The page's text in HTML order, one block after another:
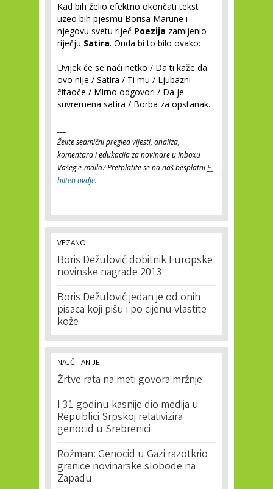
Kad bih želio efektno okončati tekst
uzeo bih pjesmu Borisa Marune i
njegovu svetu riječ Poezija zamijenio
riječju Satira. Onda bi to bilo ovako:
Uvijek će se naći netko / Da ti kaže da
ovo nije / Satira / Ti mu / Ljubazni
čitaoče / Mirno odgovori / Da je
suvremena satira / Borba za opstanak.
Želite sedmični pregled vijesti, analiza,
komentara i edukacija za novinare u Inboxu
Vašeg e-maila? Pretplatite se na naš besplatniE-
bilten ovdje.
VEZANO
Boris Dežulović dobitnik Europske
novinske nagrade 2013
Boris Dežulović jedan je od onih
pisaca koji pišu i po cijenu vlastite
kože
NAJČITANIJE
Žrtve rata na meti govora mržnje
I 31 godinu kasnije dio medija u
Republici Srpskoj relativizira
genocid u Srebrenici
Rožman: Genocid u Gazi razotkrio
granice novinarske slobode na
Zapadu